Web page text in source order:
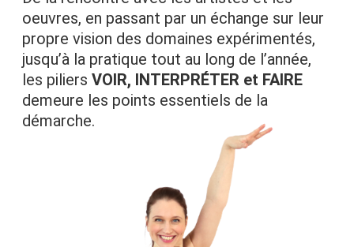
oeuvres, en passant par un échange sur leur
propre vision des domaines expérimentés,
jusqu’à la pratique tout au long de l’année,
les piliers VOIR, INTERPRÉTER et FAIRE
demeure les points essentiels de la
démarche.